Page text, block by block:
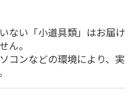
ない「小道具類」はお届け
ん。
コンなどの環境により、実